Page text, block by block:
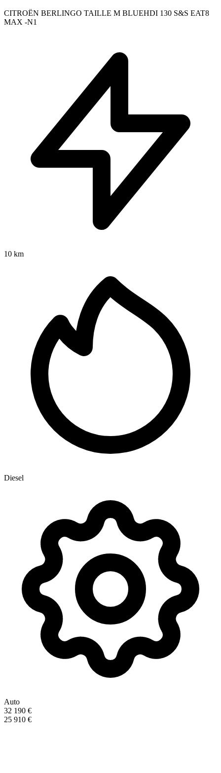
CITROËN BERLINGO TAILLE M BLUEHDI 130 S&S EAT8
MAX -N1
10 km
Diesel
Auto
32 190 €
25 910 €